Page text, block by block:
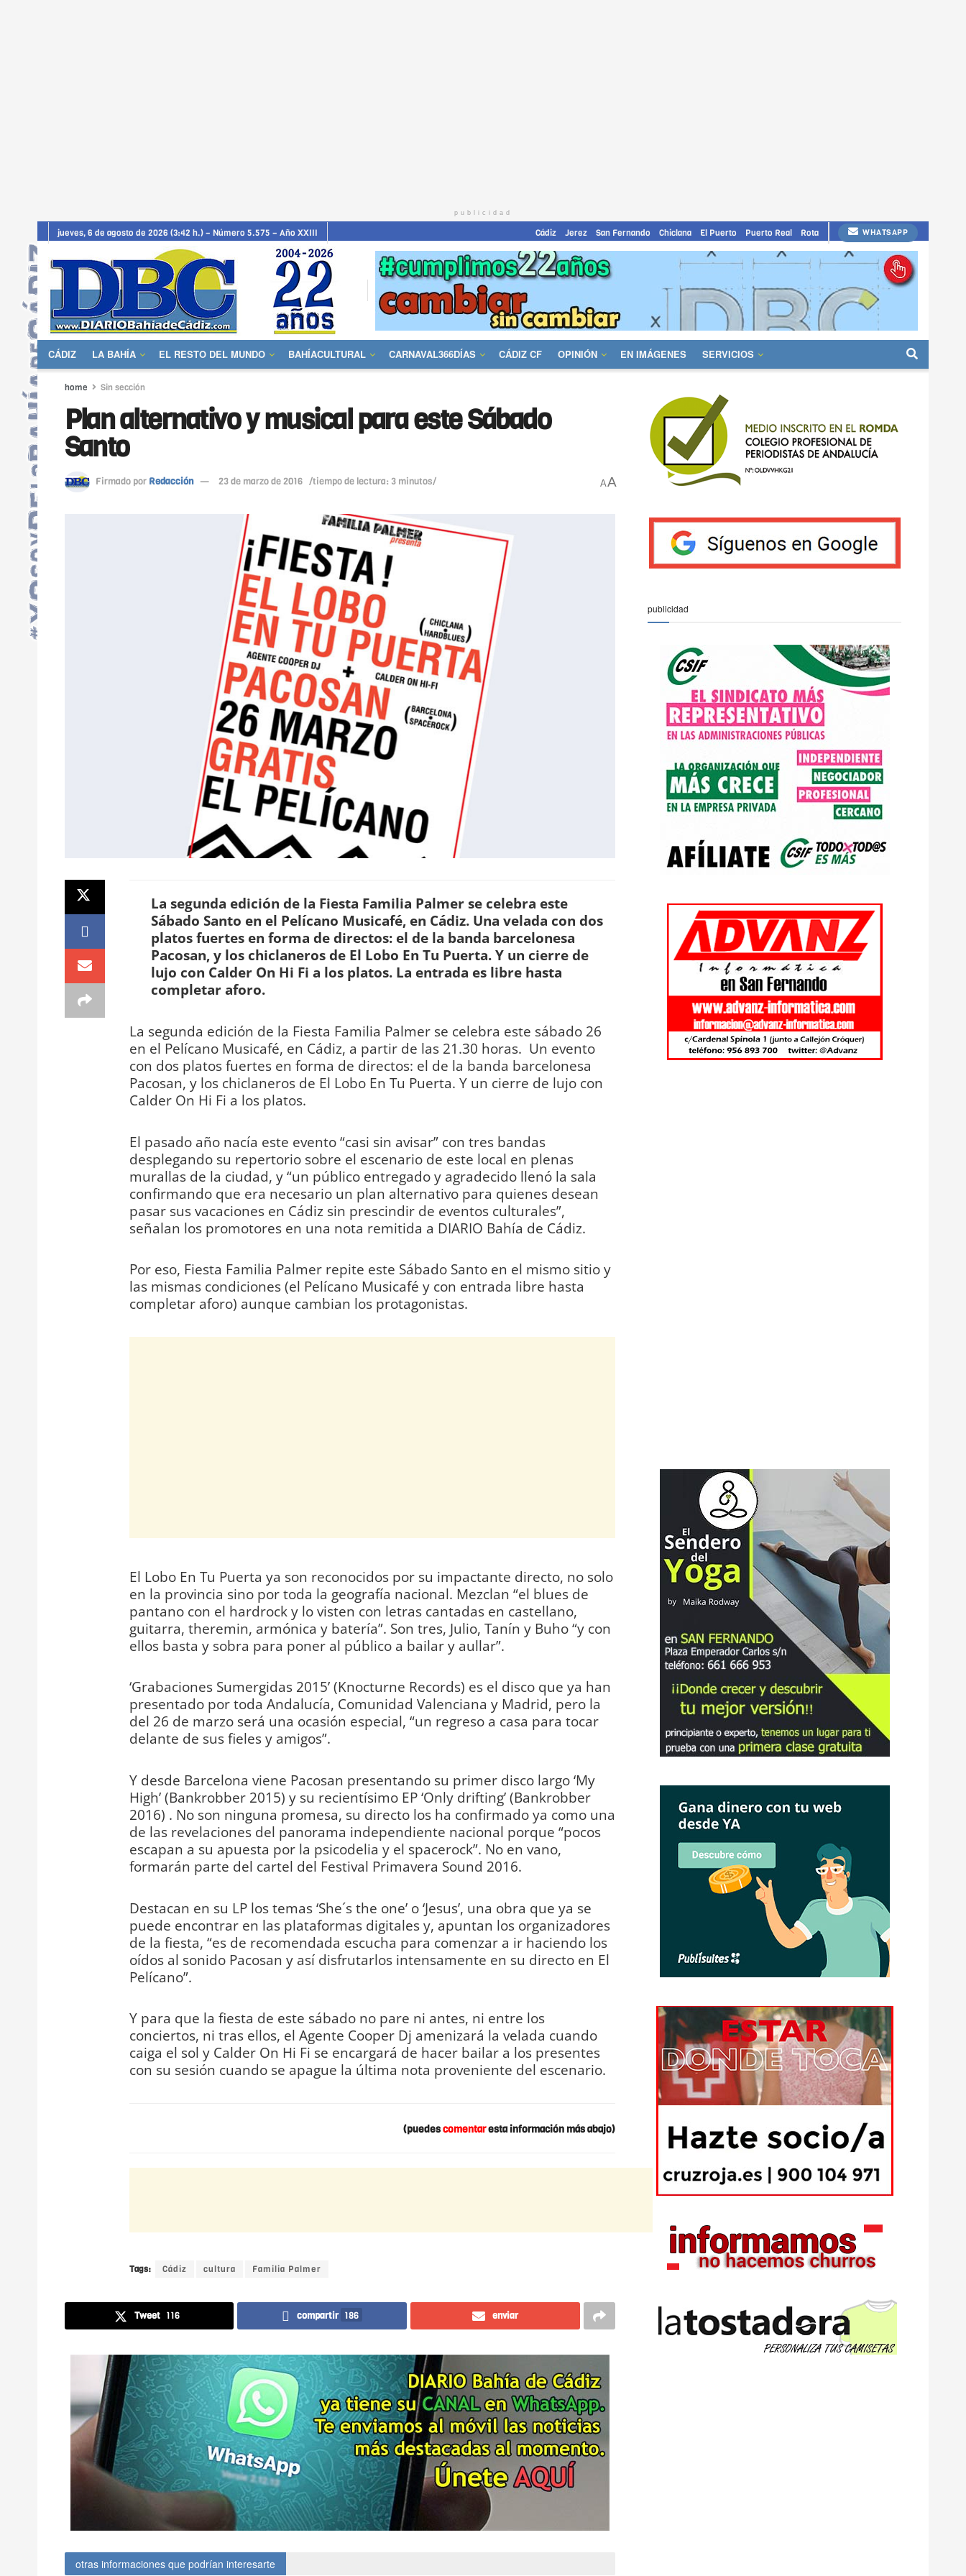
publicidad
jueves, 6 de agosto de 2026 (3:42 h.) – Número 5.575 – Año XXIII Cádiz Jerez San Fernando Chiclana El Puerto Puerto Real Rota WHATSAPP
CÁDIZ LA BAHÍA EL RESTO DEL MUNDO BAHÍACULTURAL CARNAVAL366DÍAS CÁDIZ CF OPINIÓN EN IMÁGENES SERVICIOS
home Sin sección
Plan alternativo y musical para este Sábado
Santo
Firmado por Redacción 23 de marzo de 2016 /tiempo de lectura: 3 minutos/ AA
La segunda edición de la Fiesta Familia Palmer se celebra este
Sábado Santo en el Pelícano Musicafé, en Cádiz. Una velada con dos
platos fuertes en forma de directos: el de la banda barcelonesa
Pacosan, y los chiclaneros de El Lobo En Tu Puerta. Y un cierre de
lujo con Calder On Hi Fi a los platos. La entrada es libre hasta
completar aforo.
La segunda edición de la Fiesta Familia Palmer se celebra este sábado 26
en el Pelícano Musicafé, en Cádiz, a partir de las 21.30 horas. Un evento
con dos platos fuertes en forma de directos: el de la banda barcelonesa
Pacosan, y los chiclaneros de El Lobo En Tu Puerta. Y un cierre de lujo con
Calder On Hi Fi a los platos.
El pasado año nacía este evento “casi sin avisar” con tres bandas
desplegando su repertorio sobre el escenario de este local en plenas
murallas de la ciudad, y “un público entregado y agradecido llenó la sala
confirmando que era necesario un plan alternativo para quienes desean
pasar sus vacaciones en Cádiz sin prescindir de eventos culturales”,
señalan los promotores en una nota remitida a DIARIO Bahía de Cádiz.
Por eso, Fiesta Familia Palmer repite este Sábado Santo en el mismo sitio y
las mismas condiciones (el Pelícano Musicafé y con entrada libre hasta
completar aforo) aunque cambian los protagonistas.
El Lobo En Tu Puerta ya son reconocidos por su impactante directo, no solo
en la provincia sino por toda la geografía nacional. Mezclan “el blues de
pantano con el hardrock y lo visten con letras cantadas en castellano,
guitarra, theremin, armónica y batería”. Son tres, Julio, Tanín y Buho “y con
ellos basta y sobra para poner al público a bailar y aullar”.
‘Grabaciones Sumergidas 2015’ (Knocturne Records) es el disco que ya han
presentado por toda Andalucía, Comunidad Valenciana y Madrid, pero la
del 26 de marzo será una ocasión especial, “un regreso a casa para tocar
delante de sus fieles y amigos”.
Y desde Barcelona viene Pacosan presentando su primer disco largo ‘My
High’ (Bankrobber 2015) y su recientísimo EP ‘Only drifting’ (Bankrobber
2016) . No son ninguna promesa, su directo los ha confirmado ya como una
de las revelaciones del panorama independiente nacional porque “pocos
escapan a su apuesta por la psicodelia y el spacerock”. No en vano,
formarán parte del cartel del Festival Primavera Sound 2016.
Destacan en su LP los temas ‘She´s the one’ o ‘Jesus’, una obra que ya se
puede encontrar en las plataformas digitales y, apuntan los organizadores
de la fiesta, “es de recomendada escucha para comenzar a ir haciendo los
oídos al sonido Pacosan y así disfrutarlos intensamente en su directo en El
Pelícano”.
Y para que la fiesta de este sábado no pare ni antes, ni entre los
conciertos, ni tras ellos, el Agente Cooper Dj amenizará la velada cuando
caiga el sol y Calder On Hi Fi se encargará de hacer bailar a los presentes
con su sesión cuando se apague la última nota proveniente del escenario.
(puedescomentaresta información más abajo)
Tags: Cádiz cultura Familia Palmer
Tweet 116 compartir 186 enviar
otras informaciones que podrían interesarte
publicidad